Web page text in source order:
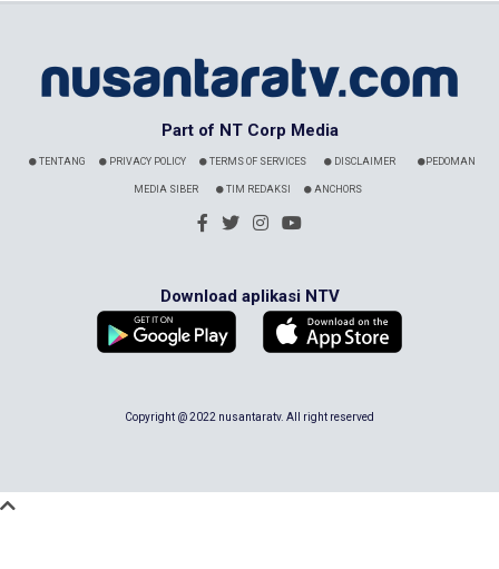
Part of NT Corp Media
TENTANG PRIVACY POLICY TERMS OF SERVICES DISCLAIMER PEDOMAN
MEDIA SIBER TIM REDAKSI ANCHORS
Download aplikasi NTV
Copyright @ 2022 nusantaratv. All right reserved